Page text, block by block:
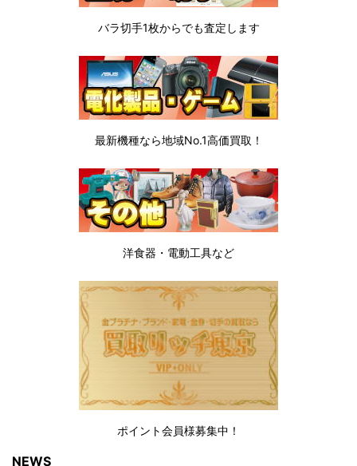
バラ切手1枚からでも査定します
最新機種なら地域No.1高価買取！
洋食器・電動工具など
ポイント会員様募集中！
NEWS